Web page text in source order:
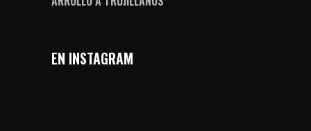
EN INSTAGRAM